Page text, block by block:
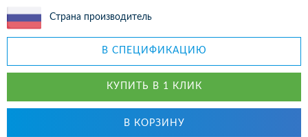
Страна производитель
В СПЕЦИФИКАЦИЮ
КУПИТЬ В 1 КЛИК
В КОРЗИНУ